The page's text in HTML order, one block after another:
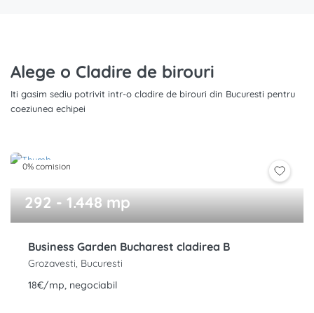
Alege o Cladire de birouri
Iti gasim sediu potrivit intr-o cladire de birouri din Bucuresti pentru
coeziunea echipei
0% comision
292 - 1.448 mp
Business Garden Bucharest cladirea B
Grozavesti, Bucuresti
18€/mp, negociabil